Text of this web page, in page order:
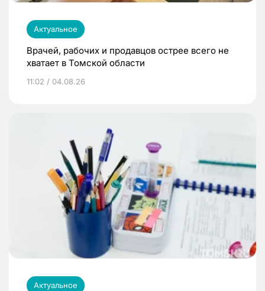
Актуальное
Врачей, рабочих и продавцов острее всего не
хватает в Томской области
11:02 / 04.08.26
Актуальное